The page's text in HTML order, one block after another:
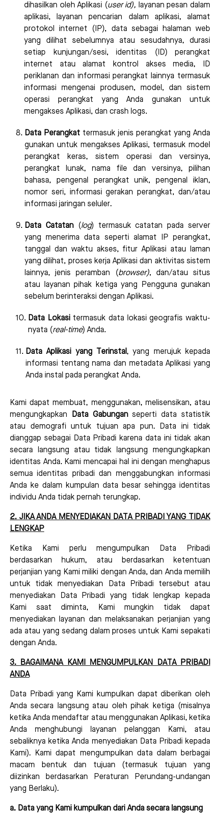
dihasilkan oleh Aplikasi (user id), layanan pesan dalam
aplikasi, layanan pencarian dalam aplikasi, alamat
protokol internet (IP), data sebagai halaman web
yang dilihat sebelumnya atau sesudahnya, durasi
setiap kunjungan/sesi, identitas (ID) perangkat
internet atau alamat kontrol akses media, ID
periklanan dan informasi perangkat lainnya termasuk
informasi mengenai produsen, model, dan sistem
operasi perangkat yang Anda gunakan untuk
mengakses Aplikasi, dan crash logs.
Data Perangkat termasuk jenis perangkat yang Anda
gunakan untuk mengakses Aplikasi, termasuk model
perangkat keras, sistem operasi dan versinya,
perangkat lunak, nama file dan versinya, pilihan
bahasa, pengenal perangkat unik, pengenal iklan,
nomor seri, informasi gerakan perangkat, dan/atau
informasi jaringan seluler.
Data Catatan(log) termasuk catatan pada server
yang menerima data seperti alamat IP perangkat,
tanggal dan waktu akses, fitur Aplikasi atau laman
yang dilihat, proses kerja Aplikasi dan aktivitas sistem
lainnya, jenis peramban (browser), dan/atau situs
atau layanan pihak ketiga yang Pengguna gunakan
sebelum berinteraksi dengan Aplikasi.
Data Lokasi termasuk data lokasi geografis waktu-
nyata (real-time) Anda.
Data Aplikasi yang Terinstal , yang merujuk kepada
informasi tentang nama dan metadata Aplikasi yang
Anda instal pada perangkat Anda.
Kami dapat membuat, menggunakan, melisensikan, atau
mengungkapkan
Data Gabunganseperti data statistik
atau demografi untuk tujuan apa pun. Data ini tidak
dianggap sebagai Data Pribadi karena data ini tidak akan
secara langsung atau tidak langsung mengungkapkan
identitas Anda. Kami mencapai hal ini dengan menghapus
semua identitas pribadi dan menggabungkan informasi
Anda ke dalam kumpulan data besar sehingga identitas
individu Anda tidak pernah terungkap.
2. JIKA ANDA MENYEDIAKAN DATA PRIBADI YANG TIDAK
LENGKAP
Ketika Kami perlu mengumpulkan Data Pribadi
berdasarkan hukum, atau berdasarkan ketentuan
perjanjian yang Kami miliki dengan Anda, dan Anda memilih
untuk tidak menyediakan Data Pribadi tersebut atau
menyediakan Data Pribadi yang tidak lengkap kepada
Kami saat diminta, Kami mungkin tidak dapat
menyediakan layanan dan melaksanakan perjanjian yang
ada atau yang sedang dalam proses untuk Kami sepakati
dengan Anda.
3. BAGAIMANA KAMI MENGUMPULKAN DATA PRIBADI
ANDA
Data Pribadi yang Kami kumpulkan dapat diberikan oleh
Anda secara langsung atau oleh pihak ketiga (misalnya
ketika Anda mendaftar atau menggunakan Aplikasi, ketika
Anda menghubungi layanan pelanggan Kami, atau
sebaliknya ketika Anda menyediakan Data Pribadi kepada
Kami). Kami dapat mengumpulkan data dalam berbagai
macam bentuk dan tujuan (termasuk tujuan yang
diizinkan berdasarkan Peraturan Perundang-undangan
yang Berlaku).
a. Data yang Kami kumpulkan dari Anda secara langsung